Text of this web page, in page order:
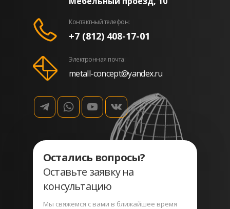
Контактный телефон:
metall-concept@yandex.ru
Электронная почта:
Остались вопросы?
Оставьте заявку на
консультацию
Мы свяжемся с вами в ближайшее время
+7 (812) 408-17-01